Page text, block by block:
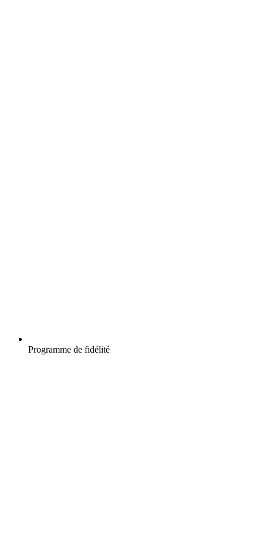
Programme de fidélité